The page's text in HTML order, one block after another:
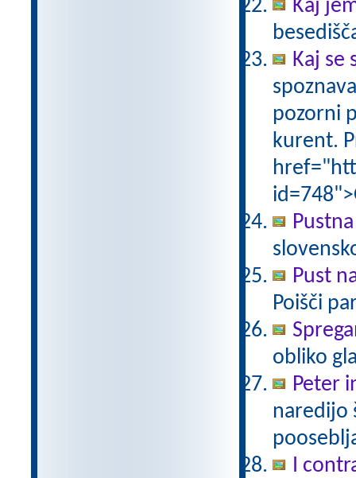
Kaj
Kaj se
pozorni
kurent.
Pust
Poišči
obliko
Peter
naredijo
I